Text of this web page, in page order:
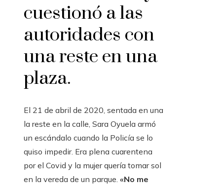
cuestionó a las
autoridades con
una reste en una
plaza.
El 21 de abril de 2020, sentada en una
la reste en la calle, Sara Oyuela armó
un escándalo cuando la Policía se lo
quiso impedir. Era plena cuarentena
por el Covid y la mujer quería tomar sol
en la vereda de un parque. «No me